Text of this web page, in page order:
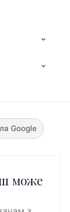
Google
може